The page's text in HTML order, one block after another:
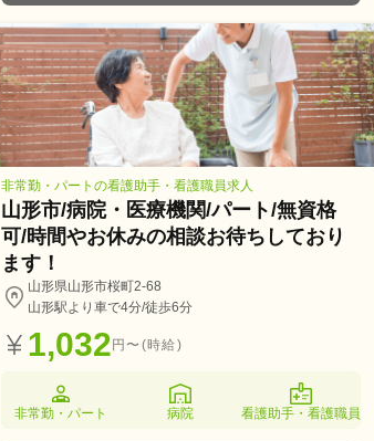
非常勤・パートの看護助手・看護職員求人
山形市/病院・医療機関/パート/無資格
可/時間やお休みの相談お待ちしており
ます！
山形県山形市桜町2-68
山形駅より車で4分/徒歩6分
1,032円〜(時給)
非常勤・パート 病院 看護助手・看護職員